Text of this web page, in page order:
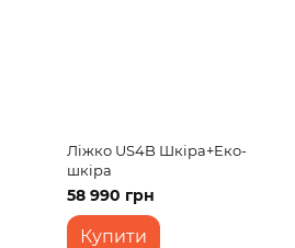
Ліжко US4B Шкіра+Еко-
шкіра
58 990 грн
Купити